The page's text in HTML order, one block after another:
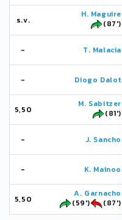
s.v.
H. Maguire
(87')
- T. Malacia
- Diogo Dalot
5,50
M. Sabitzer
(81')
- J. Sancho
- K. Mainoo
5,50
A. Garnacho
(59')
(87')